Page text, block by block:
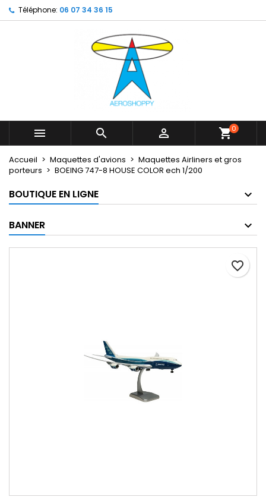
Téléphone: 06 07 34 36 15
   shopping_cart0
Accueil Maquettes d'avions
Maquettes Airliners et gros
porteurs
BOEING 747-8 HOUSE COLOR ech 1/200
BOUTIQUE EN LIGNE
BANNER
favorite_border
My wishlists ×
Create new list
Créer une liste d'envies ×
Nom de la liste d'envies
Connexion ×
Vous devez être connecté pour ajouter des produits
Annuler